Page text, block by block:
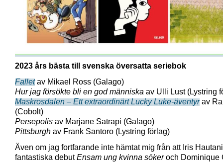
2023 års bästa till svenska översatta seriebok
Falletav Mikael Ross (Galago)
Hur jag försökte bli en god människa av Ulli Lust (Lystring
Maskrosdalen – Ett extraordinärt Lucky Luke-äventyrav
(Cobolt)
Persepolis av Marjane Satrapi (Galago)
Pittsburgh av Frank Santoro (Lystring förlag)
Även om jag fortfarande inte hämtat mig från att Iris
fantastiska debutEnsam ung kvinna sökeroch Dominique